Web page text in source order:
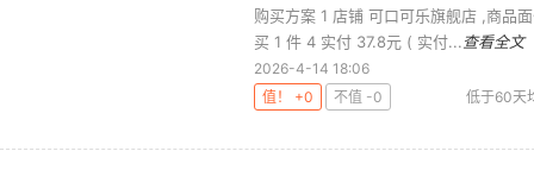
购买方案 1 店铺 可口可乐旗舰店 ,商品
买 1 件 4 实付 37.8元 ( 实付... 查看全文
2026-4-14 18:06
值！ +0
不值 -0 低于60天